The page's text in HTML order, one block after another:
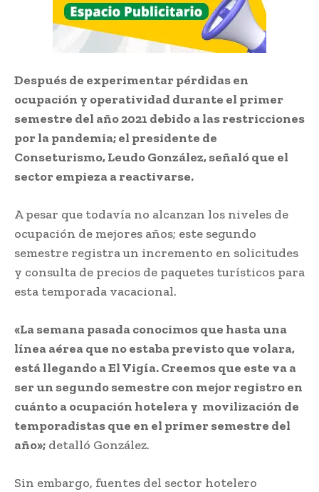
Después de experimentar pérdidas en
ocupación y operatividad durante el primer
semestre del año 2021 debido a las restricciones
por la pandemia; el presidente de
Conseturismo, Leudo González, señaló que el
sector empieza a reactivarse.
A pesar que todavía no alcanzan los niveles de
ocupación de mejores años; este segundo
semestre registra un incremento en solicitudes
y consulta de precios de paquetes turísticos para
esta temporada vacacional.
«La semana pasada conocimos que hasta una
línea aérea que no estaba previsto que volara,
está llegando a El Vigía. Creemos que este va a
ser un segundo semestre con mejor registro en
cuánto a ocupación hotelera y movilización de
temporadistas que en el primer semestre del
año»; detalló González.
Sin embargo, fuentes del sector hotelero